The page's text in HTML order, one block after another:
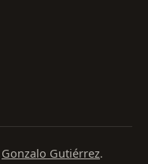
Gonzalo Gutiérrez.